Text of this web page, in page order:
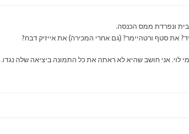
ונפרדת ממס הכנסה.
את סטף ורטהיימר? (גם אחרי המכירה) את אייזיק דבח?
לוי. אני חושב שהיא לא ראתה את כל התמונה ביציאה שלה נגדו.